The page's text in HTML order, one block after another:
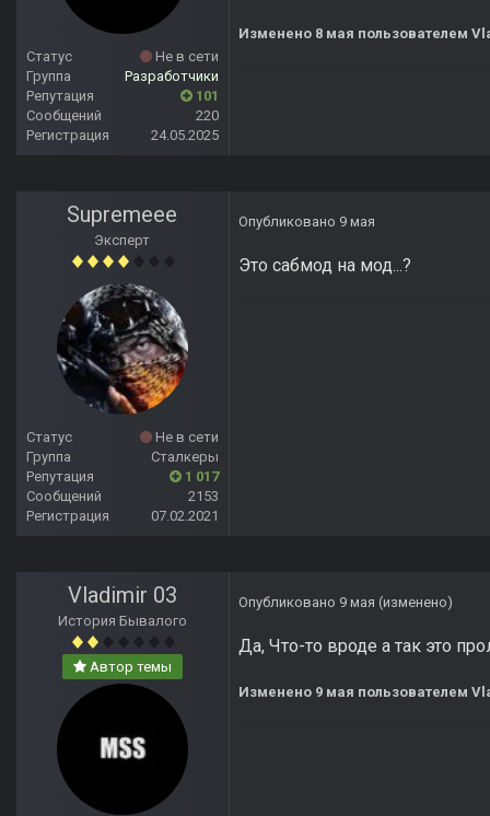
Статус
Не в сети
Группа
Разработчики
Репутация
101
Сообщений
220
Регистрация
24.05.2025
Изменено 8 мая пользователем
Supremeee
Эксперт
Статус
Не в сети
Группа
Сталкеры
Репутация
1 017
Сообщений
2153
Регистрация
07.02.2021
Опубликовано 9 мая
Это сабмод на мод...?
Vladimir 03
История Бывалого
Автор темы
Опубликовано 9 мая (изменено)
Да, Что-то вроде а так это
Изменено 9 мая пользователем